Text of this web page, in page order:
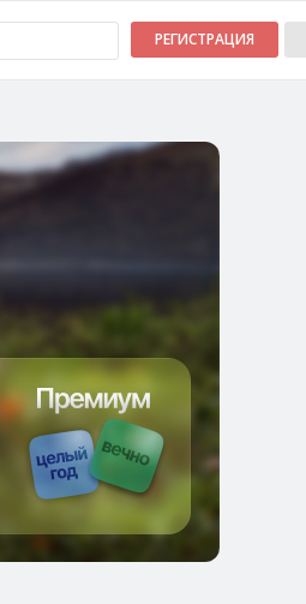
РЕГИСТРАЦИЯ